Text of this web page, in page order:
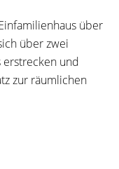
über
über zwei
erstrecken und
zur räumlichen